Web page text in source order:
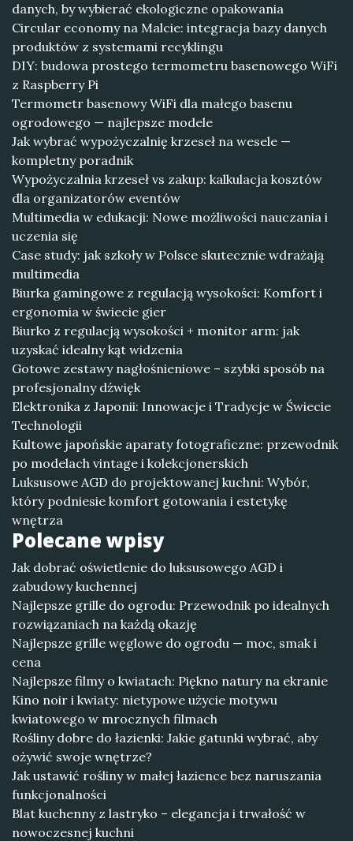
danych, by wybierać ekologiczne opakowania
Circular economy na Malcie: integracja bazy danych
produktów z systemami recyklingu
DIY: budowa prostego termometru basenowego WiFi
z Raspberry Pi
Termometr basenowy WiFi dla małego basenu
ogrodowego — najlepsze modele
Jak wybrać wypożyczalnię krzeseł na wesele —
kompletny poradnik
Wypożyczalnia krzeseł vs zakup: kalkulacja kosztów
dla organizatorów eventów
Multimedia w edukacji: Nowe możliwości nauczania i
uczenia się
Case study: jak szkoły w Polsce skutecznie wdrażają
multimedia
Biurka gamingowe z regulacją wysokości: Komfort i
ergonomia w świecie gier
Biurko z regulacją wysokości + monitor arm: jak
uzyskać idealny kąt widzenia
Gotowe zestawy nagłośnieniowe – szybki sposób na
profesjonalny dźwięk
Elektronika z Japonii: Innowacje i Tradycje w Świecie
Technologii
Kultowe japońskie aparaty fotograficzne: przewodnik
po modelach vintage i kolekcjonerskich
Luksusowe AGD do projektowanej kuchni: Wybór,
który podniesie komfort gotowania i estetykę
wnętrza
Polecane wpisy
Jak dobrać oświetlenie do luksusowego AGD i
zabudowy kuchennej
Najlepsze grille do ogrodu: Przewodnik po idealnych
rozwiązaniach na każdą okazję
Najlepsze grille węglowe do ogrodu — moc, smak i
cena
Najlepsze filmy o kwiatach: Piękno natury na ekranie
Kino noir i kwiaty: nietypowe użycie motywu
kwiatowego w mrocznych filmach
Rośliny dobre do łazienki: Jakie gatunki wybrać, aby
ożywić swoje wnętrze?
Jak ustawić rośliny w małej łazience bez naruszania
funkcjonalności
Blat kuchenny z lastryko – elegancja i trwałość w
nowoczesnej kuchni